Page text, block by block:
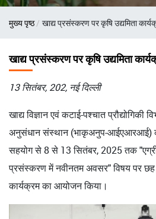
पग
मुख्य पृष्ठ खाद्य प्रसंस्करण पर कृषि उद्यमिता
खाद्य प्रसंस्करण पर कृषि उद्यमिता
13 सितंबर, 202, नई दिल्ली
खाद्य विज्ञान एवं कटाई-पश्चात प्रौद्योगिकी
अनुसंधान संस्थान (भाकृअनुप-आईएआरआई)
सहयोग से 8 से 13 सितंबर, 2025 तक
प्रसंस्करण में नवीनतम अवसर" विषय पर छह
कार्यक्रम का आयोजन किया।